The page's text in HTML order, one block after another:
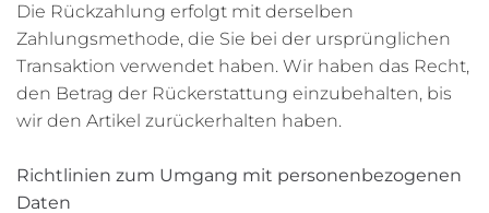
Die Rückzahlung erfolgt mit derselben
Zahlungsmethode, die Sie bei der ursprünglichen
Transaktion verwendet haben. Wir haben das Recht,
den Betrag der Rückerstattung einzubehalten, bis
wir den Artikel zurückerhalten haben.
Richtlinien zum Umgang mit personenbezogenen
Daten